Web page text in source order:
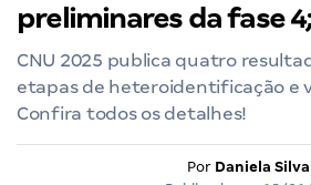
preliminares da fase
CNU 2025 publica quatro
etapas de heteroidentificação e
Confira todos os detalhes!
Por Daniela Silva